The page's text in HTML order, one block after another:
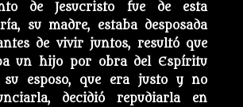
de Jesucristo fue de esta
su madre, estaba desposada
de vivir juntos, resultó que
un hijo por obra del Espíritu
su esposo, que era justo y no
decidió repudiarla en